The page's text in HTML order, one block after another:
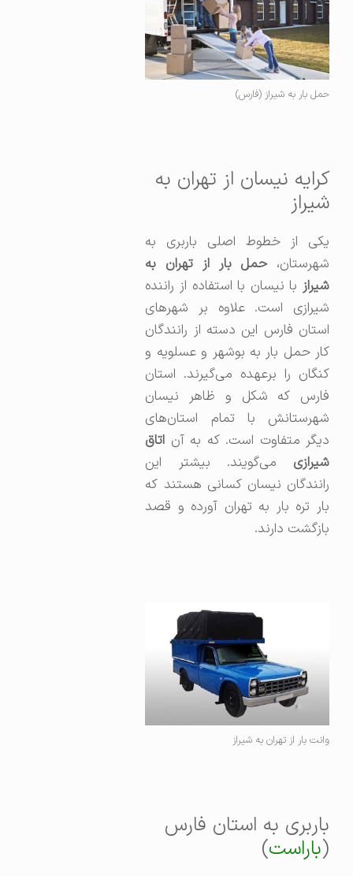
حمل بار به شیراز (فارس)
کرایه نیسان از تهران به
شیراز
یکی از خطوط اصلی باربری به
شهرستان،حمل بار از تهران به
شیرازبا نیسان با استفاده از راننده
شیرازی است. علاوه بر شهرهای
استان فارس این دسته از رانندگان
کار حمل بار به بوشهر و عسلویه و
کنگان را برعهده می‌گیرند. استان
فارس که شکل و ظاهر نیسان
شهرستانش با تمام استان‌های
دیگر متفاوت است. که به آن اتاق
شیرازیمی‌گویند. بیشتر این
رانندگان نیسان کسانی هستند که
بار تره بار به تهران آورده و قصد
بازگشت دارند.
وانت بار از تهران به شیراز
باربری به استان فارس
باراست)